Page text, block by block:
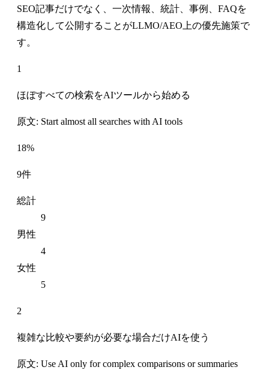
SEO記事だけでなく、一次情報、統計、事例、FAQを
構造化して公開することがLLMO/AEO上の優先施策で
す。
1
ほぼすべての検索をAIツールから始める
原文: Start almost all searches with AI tools
18%
9件
総計
9
男性
4
女性
5
2
複雑な比較や要約が必要な場合だけAIを使う
原文: Use AI only for complex comparisons or summaries